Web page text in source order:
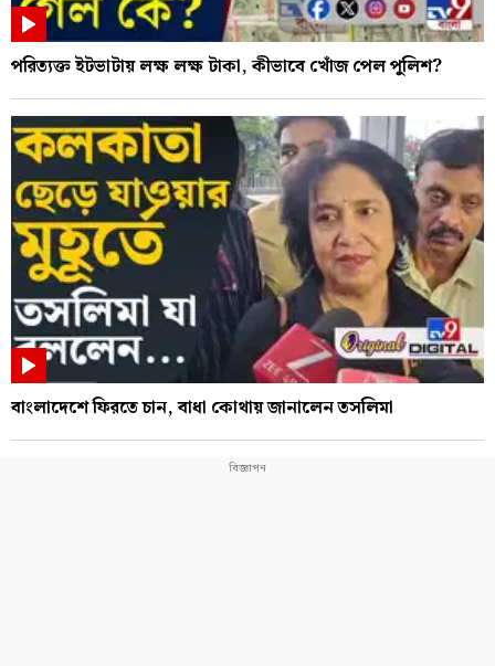
পরিত্যক্ত ইটভাটায় লক্ষ লক্ষ টাকা, কীভাবে খোঁজ পেল পুলিশ?
বাংলাদেশে ফিরতে চান, বাধা কোথায় জানালেন তসলিমা